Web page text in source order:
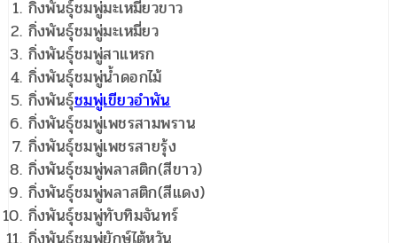
กิ่งพันธุ์ชมพู่มะเหมี่ยวขาว
กิ่งพันธุ์ชมพู่มะเหมี่ยว
กิ่งพันธุ์ชมพู่สาแหรก
กิ่งพันธุ์ชมพู่น้ำดอกไม้
กิ่งพันธุ์ชมพู่เขียวอำพัน
กิ่งพันธุ์ชมพู่เพชรสามพราน
กิ่งพันธุ์ชมพู่เพชรสายรุ้ง
กิ่งพันธุ์ชมพู่พลาสติก(สีขาว)
กิ่งพันธุ์ชมพู่พลาสติก(สีแดง)
กิ่งพันธุ์ชมพู่ทับทิมจันทร์